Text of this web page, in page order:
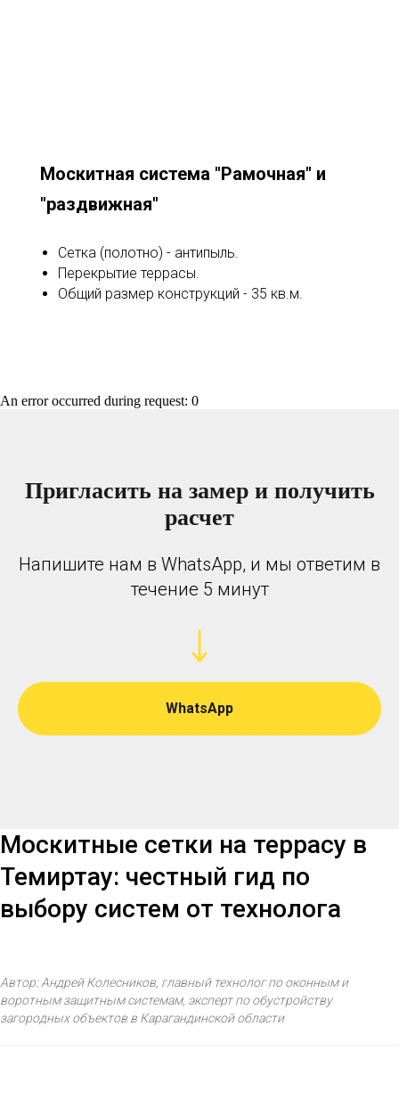
Москитная система "Рамочная" и
"раздвижная"
Сетка (полотно) - антипыль.
Перекрытие террасы.
Общий размер конструкций - 35 кв.м.
An error occurred during request: 0
Пригласить на замер и получить
расчет
Напишите нам в WhatsApp, и мы ответим в
течение 5 минут
WhatsApp
Москитные сетки на террасу в
Темиртау: честный гид по
выбору систем от технолога
Автор: Андрей Колесников, главный технолог по оконным и
воротным защитным системам, эксперт по обустройству
загородных объектов в Карагандинской области